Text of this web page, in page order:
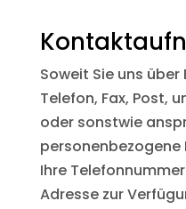
Soweit Sie uns über
Telefon, Fax, Post,
oder sonstwie
personenbezogene
Ihre
Adresse zur